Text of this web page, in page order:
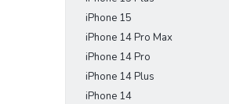
iPhone 15
iPhone 14 Pro Max
iPhone 14 Pro
iPhone 14 Plus
iPhone 14